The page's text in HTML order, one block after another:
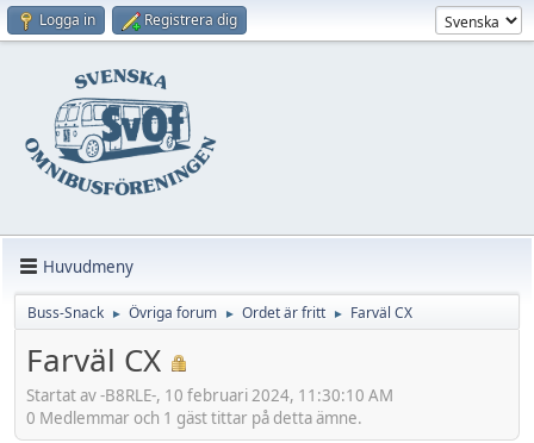
Logga in Registrera dig
Huvudmeny
Buss-Snack ► Övriga forum ► Ordet är fritt ► Farväl CX
Farväl CX
Startat av -B8RLE-, 10 februari 2024, 11:30:10 AM
0 Medlemmar och 1 gäst tittar på detta ämne.